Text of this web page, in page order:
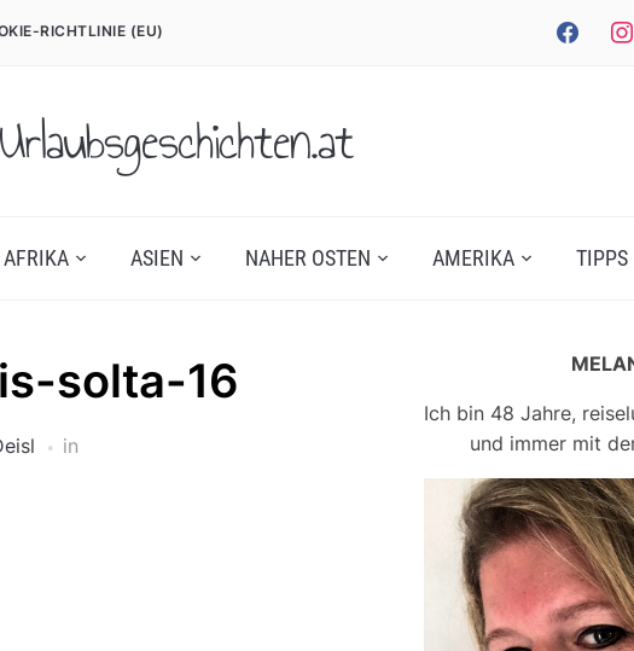
facebook
RICHTLINIE (EU)
Urlaubsgeschichten.at
AFRIKA ASIEN NAHER OSTEN AMERIKA TIPPS
solta-16
in
Ich bin 48 Jahre,
und immer mit